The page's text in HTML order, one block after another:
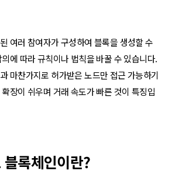
여러 참여자가 구성하여 블록을 생성할 수
에 따라 규칙이나 법칙을 바꿀 수 있습니다.
마찬가지로 허가받은 노드만 접근 가능하기
장이 쉬우며 거래 속도가 빠른 것이 특징입
록체인이란?